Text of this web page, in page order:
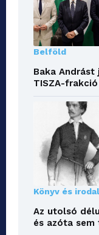
Belföld
Baka
TISZA-frakció
Könyv és
Az utolsó
és azóta